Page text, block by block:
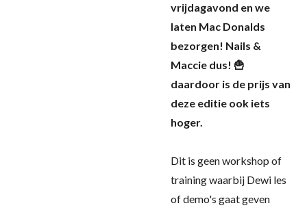
vrijdagavond en we
laten Mac Donalds
bezorgen! Nails &
Maccie dus! 🍟
daardoor is de prijs van
deze editie ook iets
hoger.
Dit is geen workshop of
training waarbij Dewi les
of demo's gaat geven